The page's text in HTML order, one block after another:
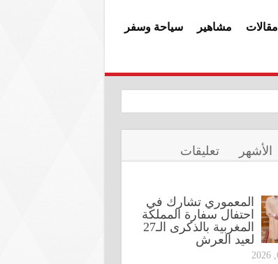
مقالات مشاهير سياحة وسفر
الأشهر
تعليقات
المعموري تشارك في
احتفال سفارة المملكة
المغربية بالذكرى الـ27
لعيد العرش